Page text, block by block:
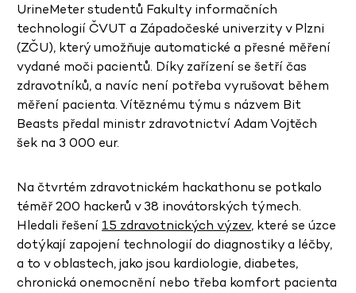
UrineMeter studentů Fakulty informačních
technologií ČVUT a Západočeské univerzity v Plzni
(ZČU), který umožňuje automatické a přesné měření
vydané moči pacientů. Díky zařízení se šetří čas
zdravotníků, a navíc není potřeba vyrušovat během
měření pacienta. Vítěznému týmu s názvem Bit
Beasts předal ministr zdravotnictví Adam Vojtěch
šek na 3 000 eur.
Na čtvrtém zdravotnickém hackathonu se potkalo
téměř 200 hackerů v 38 inovátorských týmech.
Hledali řešení 15 zdravotnických výzev, které se úzce
dotýkají zapojení technologií do diagnostiky a léčby,
a to v oblastech, jako jsou kardiologie, diabetes,
chronická onemocnění nebo třeba komfort pacienta